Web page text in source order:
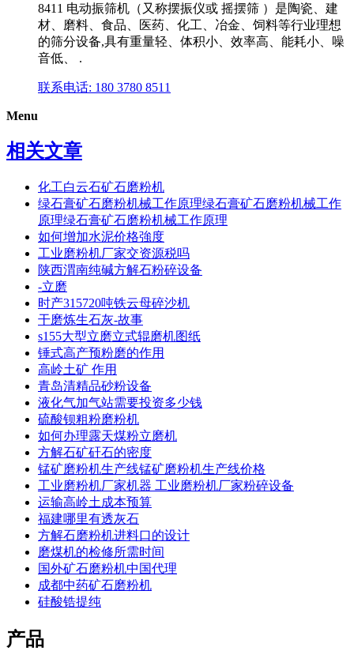
8411 电动振筛机（又称摆振仪或 摇摆筛 ）是陶瓷、建
材、磨料、食品、医药、化工、冶金、饲料等行业理想
的筛分设备,具有重量轻、体积小、效率高、能耗小、噪
音低、 .
联系电话: 180 3780 8511
Menu
相关文章
化工白云石矿石磨粉机
绿石膏矿石磨粉机械工作原理绿石膏矿石磨粉机械工作
原理绿石膏矿石磨粉机械工作原理
如何增加水泥价格強度
工业磨粉机厂家交资源税吗
陕西渭南纯碱方解石粉碎设备
-立磨
时产315720吨铁云母碎沙机
干磨炼生石灰-故事
s155大型立磨立式辊磨机图纸
锤式高产预粉磨的作用
高岭土矿 作用
青岛清精品砂粉设备
液化气加气站需要投资多少钱
硫酸钡粗粉磨粉机
如何办理露天煤粉立磨机
方解石矿矸石的密度
锰矿磨粉机生产线锰矿磨粉机生产线价格
工业磨粉机厂家机器 工业磨粉机厂家粉碎设备
运输高岭土成本预算
福建哪里有透灰石
方解石磨粉机进料口的设计
磨煤机的检修所需时间
国外矿石磨粉机中国代理
成都中药矿石磨粉机
硅酸锆提纯
产品